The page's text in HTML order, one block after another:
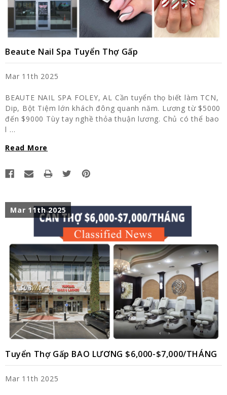
Beaute Nail Spa Tuyển Thợ Gấp
Mar 11th 2025
BEAUTE NAIL SPA FOLEY, AL Cần tuyển thọ biết làm TCN,
Dip, Bột Tiệm lớn khách đông quanh năm. Lương từ $5000
đến $9000 Tùy tay nghề thỏa thuận lương. Chủ có thể bao
l …
Read More
Mar 11th 2025
Tuyển Thợ Gấp BAO LƯƠNG $6,000-$7,000/THÁNG
Mar 11th 2025